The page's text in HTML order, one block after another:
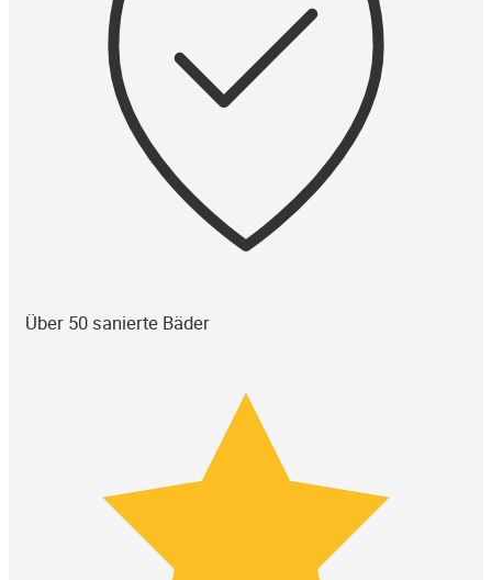
Über 50 sanierte Bäder